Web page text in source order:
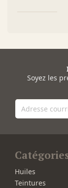
Soyez les
Huiles
Teintures